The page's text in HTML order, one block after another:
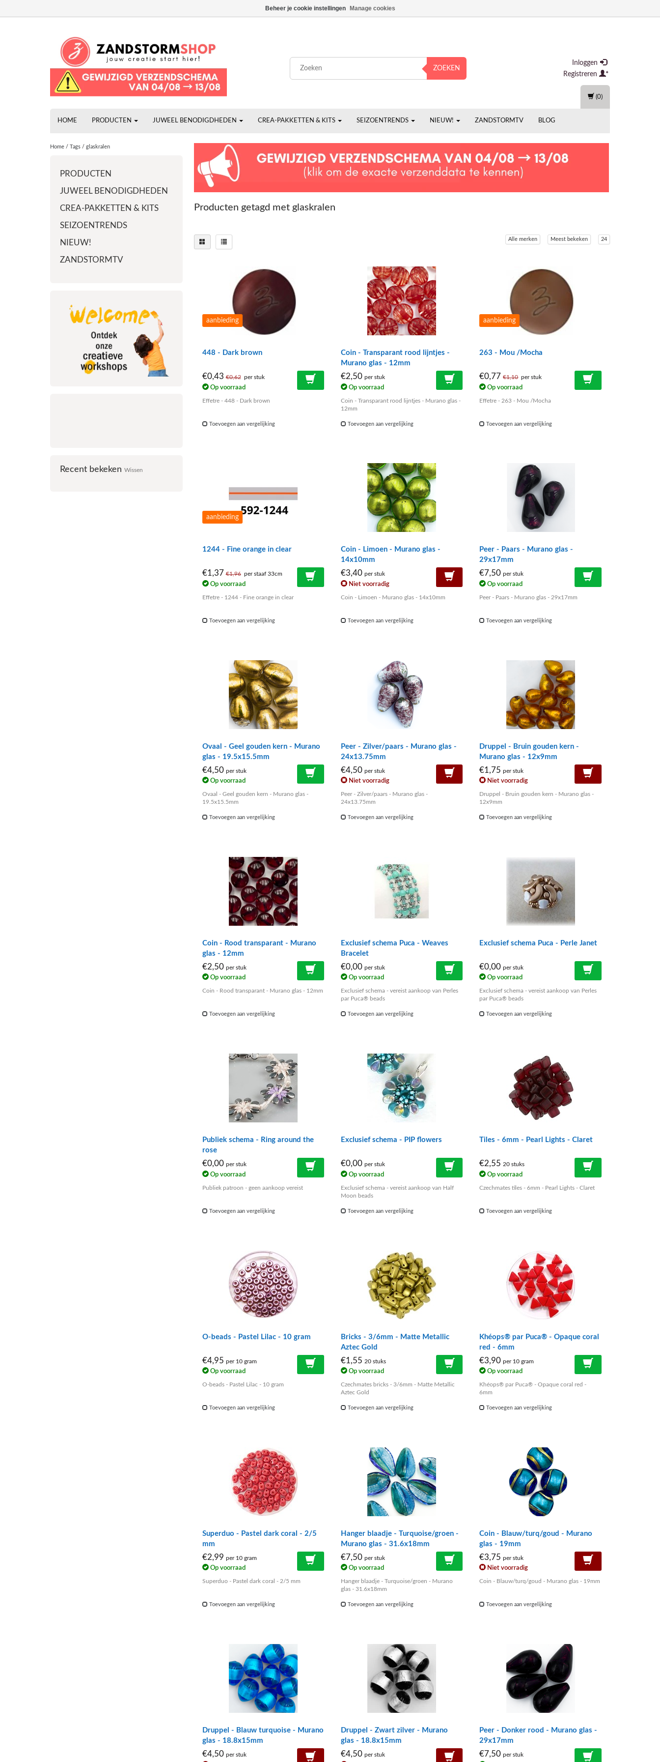
ZOEKEN
Inloggen
Registreren
HOME PRODUCTEN JUWEEL BENODIGDHEDEN CREA-PAKKETTEN & KITS SEIZOENTRENDS NIEUW! ZANDSTORMTV BLOG
(0)
Home / Tags / glaskralen
PRODUCTEN
JUWEEL BENODIGDHEDEN
CREA-PAKKETTEN & KITS
SEIZOENTRENDS
NIEUW!
ZANDSTORMTV
Recent bekeken Wissen
Producten getagd met glaskralen
Alle merken Meest bekeken 24
aanbieding
448 - Dark brown
€0,43€0,62 per stuk
Op voorraad
Effetre - 448 - Dark brown
Toevoegen aan vergelijking
Coin - Transparant rood lijntjes -
Murano glas - 12mm
€2,50 per stuk
Op voorraad
Coin - Transparant rood lijntjes - Murano glas -
12mm
Toevoegen aan vergelijking
aanbieding
263 - Mou /Mocha
€0,77€1,10 per stuk
Op voorraad
Effetre - 263 - Mou /Mocha
Toevoegen aan vergelijking
aanbieding
1244 - Fine orange in clear
€1,37€1,96 per staaf 33cm
Op voorraad
Effetre - 1244 - Fine orange in clear
Toevoegen aan vergelijking
Coin - Limoen - Murano glas -
14x10mm
€3,40 per stuk
Niet voorradig
Coin - Limoen - Murano glas - 14x10mm
Toevoegen aan vergelijking
Peer - Paars - Murano glas -
29x17mm
€7,50per stuk
Op voorraad
Peer - Paars - Murano glas - 29x17mm
Toevoegen aan vergelijking
Ovaal - Geel gouden kern - Murano
glas - 19.5x15.5mm
€4,50 per stuk
Op voorraad
Ovaal - Geel gouden kern - Murano glas -
19.5x15.5mm
Toevoegen aan vergelijking
Peer - Zilver/paars - Murano glas -
24x13.75mm
€4,50 per stuk
Niet voorradig
Peer - Zilver/paars - Murano glas -
24x13.75mm
Toevoegen aan vergelijking
Druppel - Bruin gouden kern -
Murano glas - 12x9mm
€1,75per stuk
Niet voorradig
Druppel - Bruin gouden kern - Murano glas -
12x9mm
Toevoegen aan vergelijking
Coin - Rood transparant - Murano
glas - 12mm
€2,50 per stuk
Op voorraad
Coin - Rood transparant - Murano glas - 12mm
Toevoegen aan vergelijking
Exclusief schema Puca - Weaves
Bracelet
€0,00 per stuk
Op voorraad
Exclusief schema - vereist aankoop van Perles
par Puca® beads
Toevoegen aan vergelijking
Exclusief schema Puca - Perle Janet
€0,00per stuk
Op voorraad
Exclusief schema - vereist aankoop van Perles
par Puca® beads
Toevoegen aan vergelijking
Publiek schema - Ring around the
rose
€0,00 per stuk
Op voorraad
Publiek patroon - geen aankoop vereist
Toevoegen aan vergelijking
Exclusief schema - PIP flowers
€0,00 per stuk
Op voorraad
Exclusief schema - vereist aankoop van Half
Moon beads
Toevoegen aan vergelijking
Tiles - 6mm - Pearl Lights - Claret
€2,55 20 stuks
Op voorraad
Czechmates tiles - 6mm - Pearl Lights - Claret
Toevoegen aan vergelijking
O-beads - Pastel Lilac - 10 gram
€4,95 per 10 gram
Op voorraad
O-beads - Pastel Lilac - 10 gram
Toevoegen aan vergelijking
Bricks - 3/6mm - Matte Metallic
Aztec Gold
€1,55 20 stuks
Op voorraad
Czechmates bricks - 3/6mm - Matte Metallic
Aztec Gold
Toevoegen aan vergelijking
Khéops® par Puca® - Opaque coral
red - 6mm
€3,90per 10 gram
Op voorraad
Khéops® par Puca® - Opaque coral red -
6mm
Toevoegen aan vergelijking
Superduo - Pastel dark coral - 2/5
mm
€2,99 per 10 gram
Op voorraad
Superduo - Pastel dark coral - 2/5 mm
Toevoegen aan vergelijking
Hanger blaadje - Turquoise/groen -
Murano glas - 31.6x18mm
€7,50 per stuk
Op voorraad
Hanger blaadje - Turquoise/groen - Murano
glas - 31.6x18mm
Toevoegen aan vergelijking
Coin - Blauw/turq/goud - Murano
glas - 19mm
€3,75per stuk
Niet voorradig
Coin - Blauw/turq/goud - Murano glas - 19mm
Toevoegen aan vergelijking
Druppel - Blauw turquoise - Murano
glas - 18.8x15mm
€4,50 per stuk
Druppel - Zwart zilver - Murano
glas - 18.8x15mm
€4,50 per stuk
Peer - Donker rood - Murano glas -
29x17mm
€7,50per stuk
Beheer je cookie instellingen Manage cookies